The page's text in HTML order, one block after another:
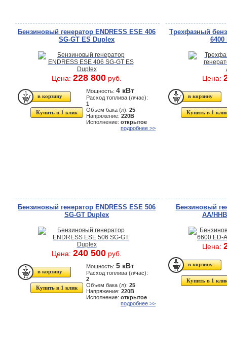
Бензиновый генератор ENDRESS ESE 406
SG-GT ES Duplex
Цена: 228 800 руб.
Купить в 1 клик
Мощность: 4 кВт
Расход топлива (л/час):
1
Объем бака (л): 25
Напряжение: 220В
Исполнение: открытое
подробнее >>
Трехфазный
6400
Цена:
Купить в 1
Бензиновый генератор ENDRESS ESE 506
SG-GT Duplex
Цена: 240 500 руб.
Купить в 1 клик
Мощность: 5 кВт
Расход топлива (л/час):
2
Объем бака (л): 25
Напряжение: 220В
Исполнение: открытое
подробнее >>
Бензиновый
AA/
Цена:
Купить в 1